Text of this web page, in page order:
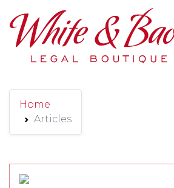
Main Navigation
Home
Articles